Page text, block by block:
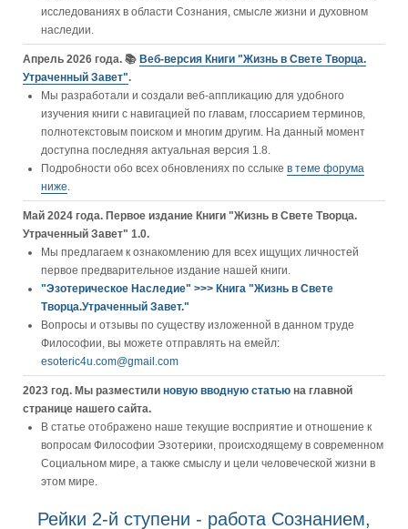
исследованиях в области Сознания, смысле жизни и духовном
наследии.
Апрель 2026 года. 📚 Веб-версия Книги "Жизнь в Свете Творца.
Утраченный Завет".
Мы разработали и создали веб-аппликацию для удобного
изучения книги c навигацией по главам, глоссарием терминов,
полнотекстовым поиском и многим другим. На данный момент
доступна последняя актуальная версия 1.8.
Подробности обо всех обновлениях по сслыке в теме форума
ниже.
Май 2024 года. Первое издание Книги "Жизнь в Свете Творца.
Утраченный Завет" 1.0.
Мы предлагаем к ознакомлению для всех ищущих личностей
первое предварительное издание нашей книги.
"Эзотерическое Наследие" >>> Книга "Жизнь в Свете
Творца.Утраченный Завет."
Вопросы и отзывы по существу изложенной в данном труде
Философии, вы можете отправлять на емейл:
esoteric4u.com@gmail.com
2023 год. Мы разместили новую вводную статью на главной
странице нашего сайта.
В статье отображено наше текущие восприятие и отношение к
вопросам Философии Эзотерики, происходящему в современном
Социальном мире, а также смыслу и цели человеческой жизни в
этом мире.
Рейки 2-й ступени - работа Сознанием,